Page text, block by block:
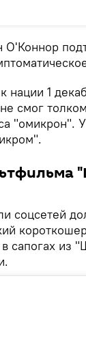
нации 1
смог
"омикрон".
соцсетей
в сапогах